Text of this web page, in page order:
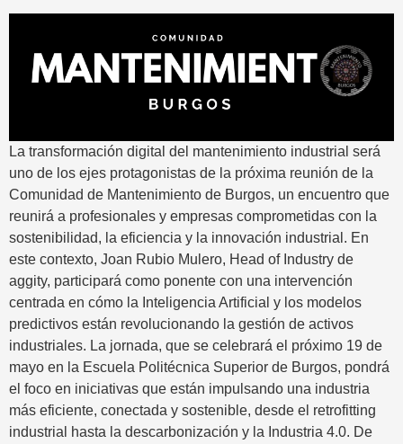
La transformación digital del mantenimiento industrial será
uno de los ejes protagonistas de la próxima reunión de la
Comunidad de Mantenimiento de Burgos, un encuentro que
reunirá a profesionales y empresas comprometidas con la
sostenibilidad, la eficiencia y la innovación industrial. En
este contexto, Joan Rubio Mulero, Head of Industry de
aggity, participará como ponente con una intervención
centrada en cómo la Inteligencia Artificial y los modelos
predictivos están revolucionando la gestión de activos
industriales. La jornada, que se celebrará el próximo 19 de
mayo en la Escuela Politécnica Superior de Burgos, pondrá
el foco en iniciativas que están impulsando una industria
más eficiente, conectada y sostenible, desde el retrofitting
industrial hasta la descarbonización y la Industria 4.0. De